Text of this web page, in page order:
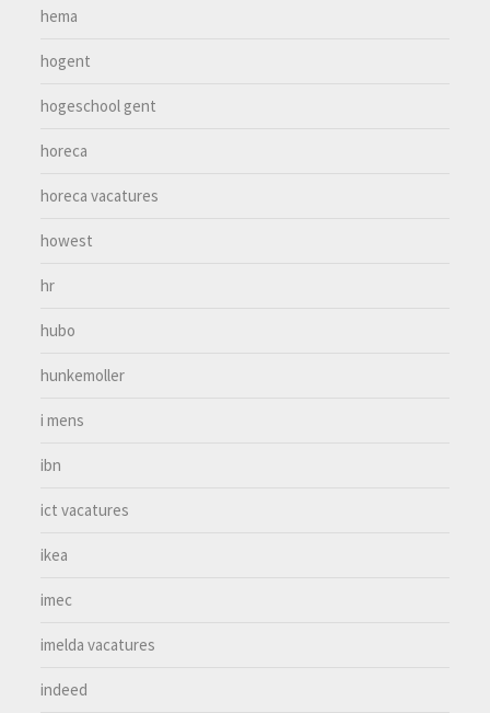
hema
hogent
hogeschool gent
horeca
horeca vacatures
howest
hr
hubo
hunkemoller
i mens
ibn
ict vacatures
ikea
imec
imelda vacatures
indeed